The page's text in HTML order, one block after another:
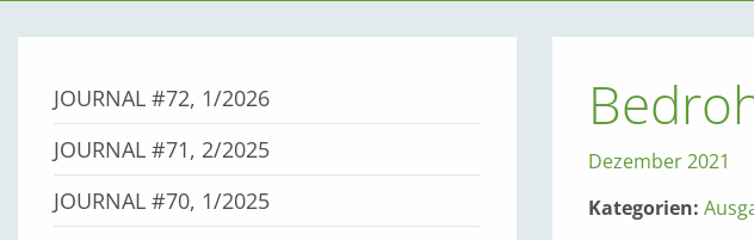
Dezember 2021
Kategorien:
JOURNAL #72, 1/2026
JOURNAL #71, 2/2025
JOURNAL #70, 1/2025